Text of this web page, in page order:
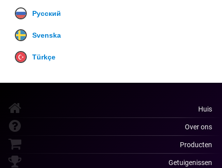
Русский
Svenska
Türkçe
Huis
Over ons
Producten
Getuigenissen